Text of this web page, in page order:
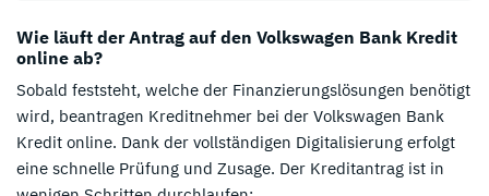
Wie läuft der Antrag auf den Volkswagen Bank Kredit
online ab?
Sobald feststeht, welche der Finanzierungslösungen benötigt
wird, beantragen Kreditnehmer bei der Volkswagen Bank
Kredit online. Dank der vollständigen Digitalisierung erfolgt
eine schnelle Prüfung und Zusage. Der Kreditantrag ist in